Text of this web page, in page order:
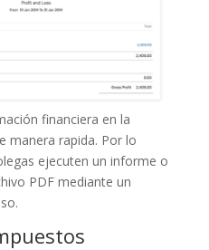
financiera en la
manera rapida. Por lo
ejecuten un informe o
PDF mediante un